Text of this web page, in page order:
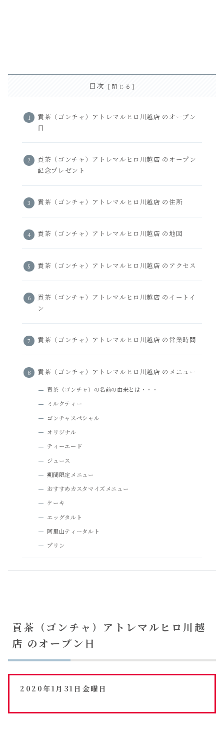
目次
貢茶（ゴンチャ）アトレマルヒロ川越店 のオープン
日
貢茶（ゴンチャ）アトレマルヒロ川越店 のオープン
記念プレゼント
貢茶（ゴンチャ）アトレマルヒロ川越店 の住所
貢茶（ゴンチャ）アトレマルヒロ川越店 の地図
貢茶（ゴンチャ）アトレマルヒロ川越店 のアクセス
貢茶（ゴンチャ）アトレマルヒロ川越店 のイートイ
ン
貢茶（ゴンチャ）アトレマルヒロ川越店 の営業時間
貢茶（ゴンチャ）アトレマルヒロ川越店 のメニュー
貢茶（ゴンチャ）の名前の由来とは・・・
ミルクティー
ゴンチャスペシャル
オリジナル
ティーエード
ジュース
期間限定メニュー
おすすめカスタマイズメニュー
ケーキ
エッグタルト
阿里山ティータルト
プリン
貢茶（ゴンチャ）アトレマルヒロ川越
店 のオープン日
2020年1月31日金曜日